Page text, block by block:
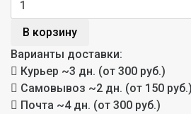
В корзину
Варианты доставки:
Курьер ~3 дн. (от 300 руб.)
Самовывоз ~2 дн. (от 150 руб.)
Почта ~4 дн. (от 300 руб.)